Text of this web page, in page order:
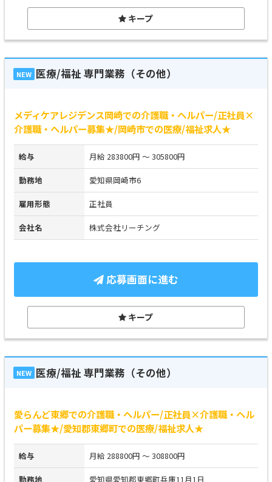
キープ
NEW 医療/福祉 専門業務（その他）
メディケアレジデンス岡崎での介護職・ヘルパー/正社員×
介護職・ヘルパー募集★/岡崎市での医療/福祉求人★
給与 月給 283800円 ～ 305800円
勤務地 愛知県岡崎市6
雇用形態 正社員
会社名 株式会社リーチング
応募画面に進む
キープ
NEW 医療/福祉 専門業務（その他）
愛らんど東郷での介護職・ヘルパー/正社員×介護職・ヘル
パー募集★/愛知郡東郷町での医療/福祉求人★
給与 月給 288800円 ～ 308800円
勤務地 愛知県愛知郡東郷町兵庫11月1日